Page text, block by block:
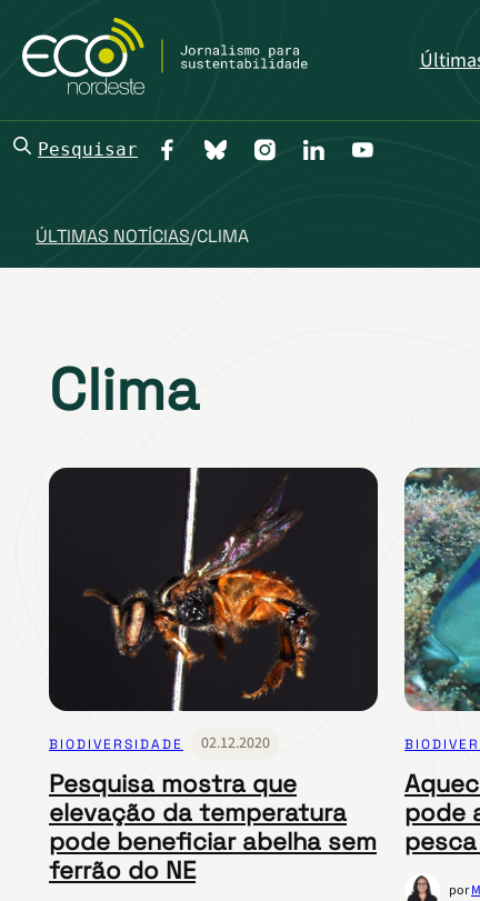
Pesquisar
ÚLTIMAS NOTÍCIAS/CLIMA
Clima
BIODIVERSIDADE 02.12.2020
Pesquisa mostra que
elevação da temperatura
pode beneficiar abelha sem
ferrão do NE
pode
por